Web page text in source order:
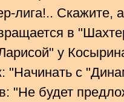
лига!.. Скажите,
в
у
"Начинать с
"Не будет